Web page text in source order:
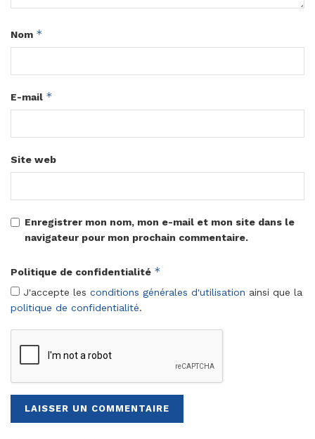
Nom *
E-mail *
Site web
Enregistrer mon nom, mon e-mail et mon site dans le
navigateur pour mon prochain commentaire.
Politique de confidentialité *
J'accepte les conditions générales d'utilisation ainsi que la
politique de confidentialité.